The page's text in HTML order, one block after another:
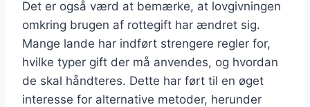
Det er også værd at bemærke, at lovgivningen
omkring brugen af rottegift har ændret sig.
Mange lande har indført strengere regler for,
hvilke typer gift der må anvendes, og hvordan
de skal håndteres. Dette har ført til en øget
interesse for alternative metoder, herunder